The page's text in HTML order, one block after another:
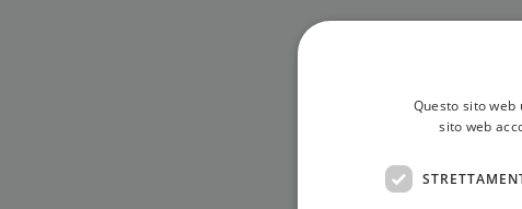
Questo sito
sito web